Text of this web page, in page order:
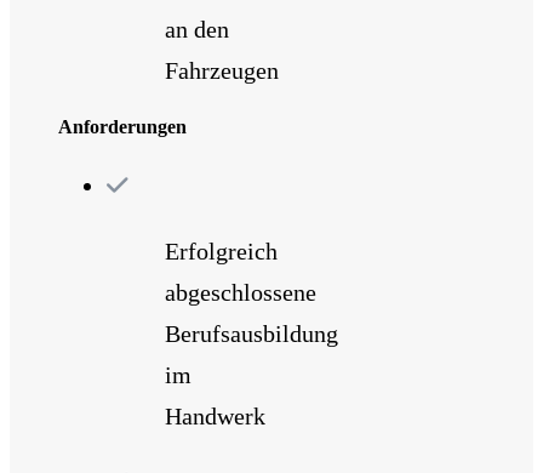
an den
Fahrzeugen
Anforderungen
Erfolgreich
abgeschlossene
Berufsausbildung
im
Handwerk